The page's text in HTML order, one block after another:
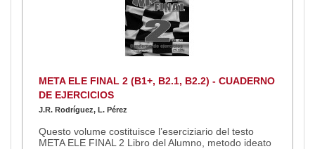
META ELE FINAL 2 (B1+, B2.1, B2.2) - CUADERNO
DE EJERCICIOS
J.R. Rodríguez, L. Pérez
Questo volume costituisce l’eserciziario del testo
META ELE FINAL 2 Libro del Alumno, metodo ideato